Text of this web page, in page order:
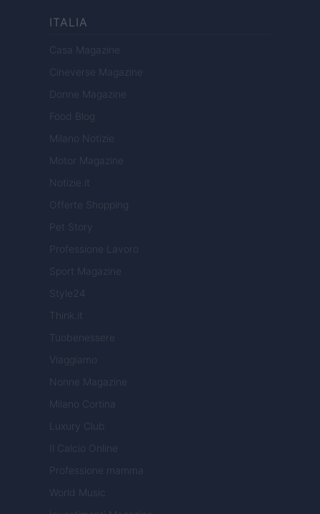
ITALIA
Casa Magazine
Cineverse Magazine
Donne Magazine
Food Blog
Milano Notizie
Motor Magazine
Notizie.it
Offerte Shopping
Pet Story
Professione Lavoro
Sport Magazine
Style24
Think.it
Tuobenessere
Viaggiamo
Nonne Magazine
Milano Cortina
Luxury Club
Il Calcio Online
Professione mamma
World Music